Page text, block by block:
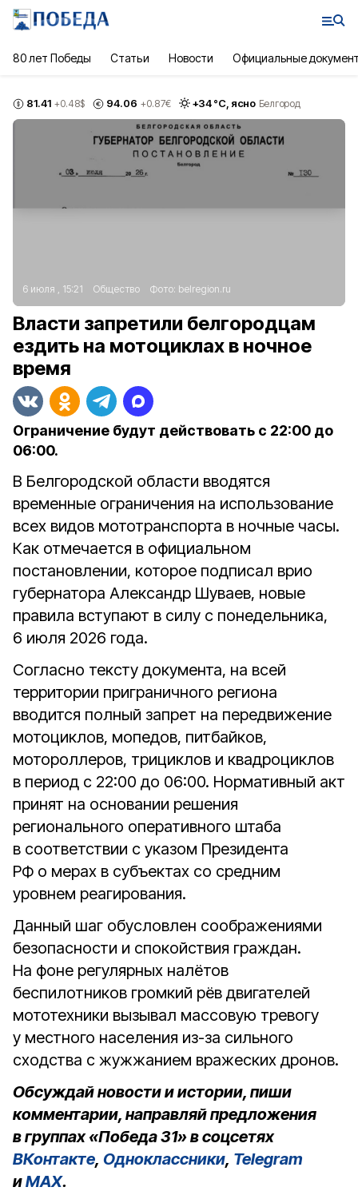
80 лет Победы Статьи Новости Официальные
81.41 +0.48$ 94.06 +0.87€ +34°С, ясно Белгород
6 июля , 15:21 Общество Фото: belregion.ru
Власти запретили белгородцам
ездить на мотоциклах в ночное
время
Ограничение будут действовать с 22:00 до
06:00.
В Белгородской области вводятся
временные ограничения на использование
всех видов мототранспорта в ночные часы.
Как отмечается в официальном
постановлении, которое подписал врио
губернатора Александр Шуваев, новые
правила вступают в силу с понедельника,
6 июля 2026 года.
Согласно тексту документа, на всей
территории приграничного региона
вводится полный запрет на передвижение
мотоциклов, мопедов, питбайков,
мотороллеров, трициклов и квадроциклов
в период с 22:00 до 06:00. Нормативный акт
принят на основании решения
регионального оперативного штаба
в соответствии с указом Президента
РФ о мерах в субъектах со средним
уровнем реагирования.
Данный шаг обусловлен соображениями
безопасности и спокойствия граждан.
На фоне регулярных налётов
беспилотников громкий рёв двигателей
мототехники вызывал массовую тревогу
у местного населения из-за сильного
сходства с жужжанием вражеских дронов.
Обсуждай новости и истории, пиши
комментарии, направляй предложения
в группах «Победа 31» в соцсетях
ВКонтакте, Одноклассники, Telegram
иMAX.